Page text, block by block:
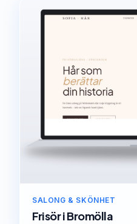
SALONG & SKÖNHET
FrisöriBromölla